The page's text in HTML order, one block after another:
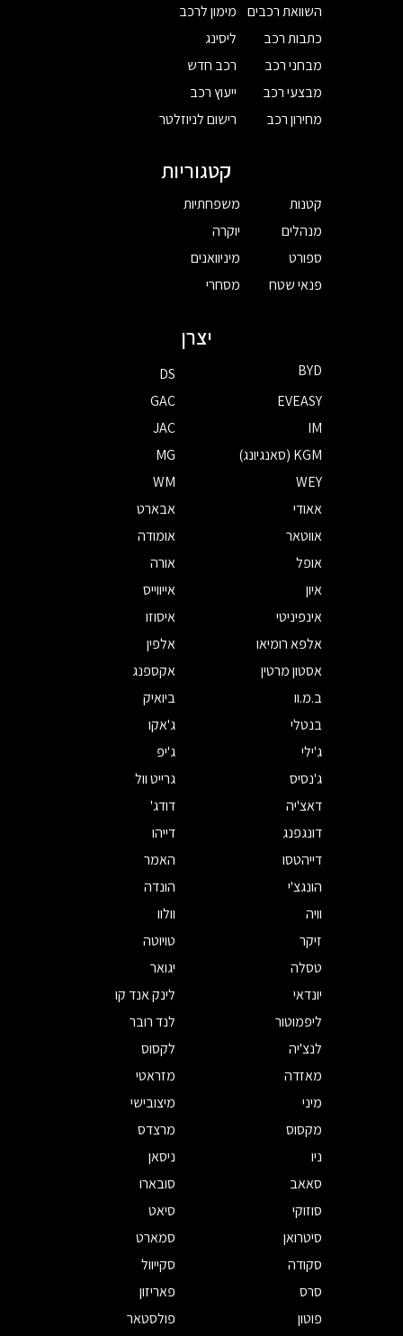
השוואת רכבים
כתבות רכב
מבחני רכב
מבצעי רכב
מחירון רכב
מימון לרכב
ליסינג
רכב חדש
ייעוץ רכב
רישום לניוזלטר
קטגוריות
קטנות
מנהלים
ספורט
פנאי שטח
משפחתיות
יוקרה
מיניוואנים
מסחרי
יצרן
BYD
DS
EVEASY
GAC
IM
JAC
KGM (סאנגיונג)
MG
WEY
WM
אאודי
אבארט
אווטאר
אומודה
אופל
אורה
איון
אייווייס
אינפיניטי
איסוזו
אלפא רומיאו
אלפין
אסטון מרטין
אקספנג
ב.מ.וו
ביואיק
בנטלי
ג'אקו
ג'ילי
ג'יפ
ג'נסיס
גרייט וול
דאצ'יה
דודג'
דונגפנג
דייהו
דייהטסו
האמר
הונגצ'י
הונדה
וויה
וולוו
זיקר
טויוטה
טסלה
יגואר
יונדאי
לינק אנד קו
ליפמוטור
לנד רובר
לנצ'יה
לקסוס
מאזדה
מזראטי
מיני
מיצובישי
מקסוס
מרצדס
ניו
ניסאן
סאאב
סובארו
סוזוקי
סיאט
סיטרואן
סמארט
סקודה
סקייוול
סרס
פאריזון
פוטון
פולסטאר